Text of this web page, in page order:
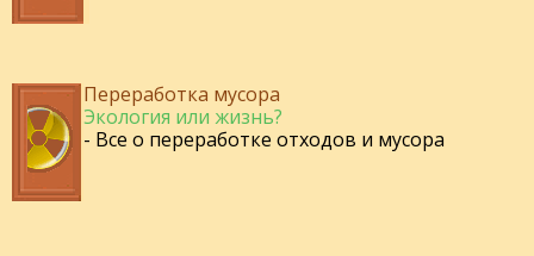
Переработка мусора
Экология или жизнь?
- Все о переработке отходов и мусора